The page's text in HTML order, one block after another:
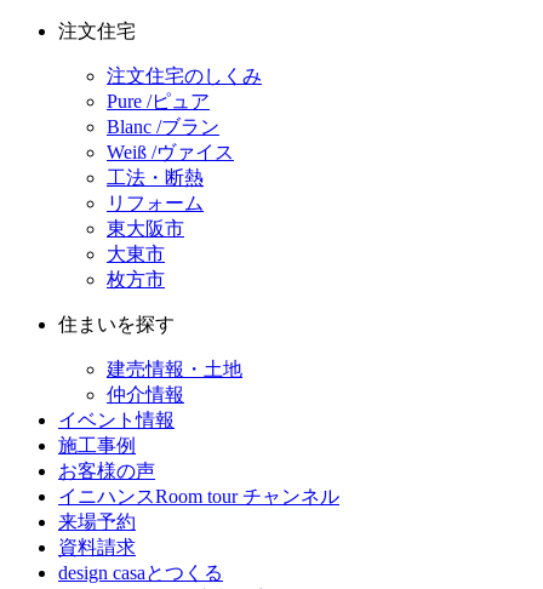
注文住宅
注文住宅のしくみ
Pure /ピュア
Blanc /ブラン
Weiß /ヴァイス
工法・断熱
リフォーム
東大阪市
大東市
枚方市
住まいを探す
建売情報・土地
仲介情報
イベント情報
施工事例
お客様の声
イニハンスRoom tour チャンネル
来場予約
資料請求
design casaとつくる